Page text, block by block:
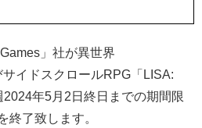
」社が異世界
イドスクロールRPG「LISA:
年5月2日終日までの期間限
終了致します。